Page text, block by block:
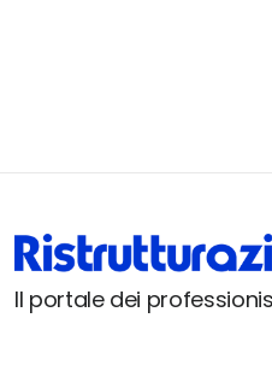
Il portale dei